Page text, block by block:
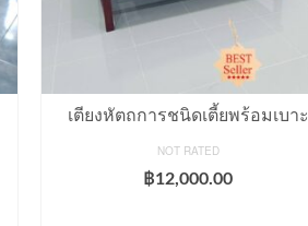
เตียงหัตถการชนิดเตี้ยพร้อมเบาะ
NOT RATED
฿12,000.00